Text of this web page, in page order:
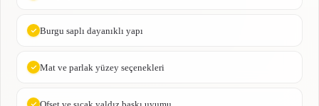
Burgu saplı dayanıklı yapı
Mat ve parlak yüzey seçenekleri